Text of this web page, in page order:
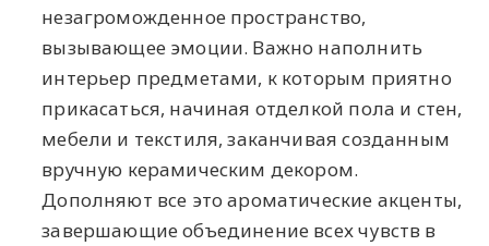
незагроможденное пространство,
вызывающее эмоции. Важно наполнить
интерьер предметами, к которым приятно
прикасаться, начиная отделкой пола и стен,
мебели и текстиля, заканчивая созданным
вручную керамическим декором.
Дополняют все это ароматические акценты,
завершающие объединение всех чувств в